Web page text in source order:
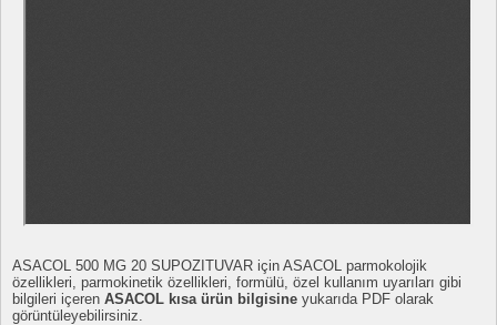
ASACOL 500 MG 20 SUPOZITUVAR için ASACOL parmokolojik
özellikleri, parmokinetik özellikleri, formülü, özel kullanım uyarıları gibi
bilgileri içeren ASACOL kısa ürün bilgisine yukarıda PDF olarak
görüntüleyebilirsiniz.